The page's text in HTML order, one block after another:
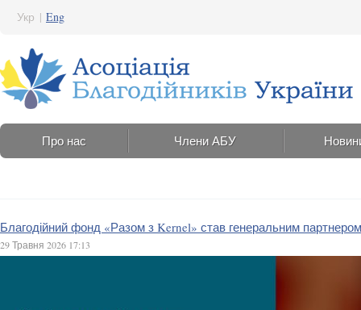
Укр | Eng
Про нас Члени АБУ
Благодійний фонд «Разом з Kernel» став генеральним
29 Травня 2026 17:13